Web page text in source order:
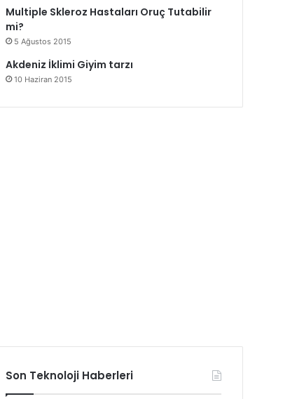
Multiple Skleroz Hastaları Oruç Tutabilir
mi?
5 Ağustos 2015
Akdeniz İklimi Giyim tarzı
10 Haziran 2015
Son Teknoloji Haberleri